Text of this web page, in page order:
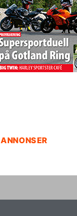
ANNONSER